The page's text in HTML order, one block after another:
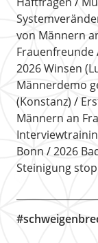
von Männern
Frauenfreunde
2026 Winsen
Männerdemo
(Konstanz)
Männern an
Bonn
2026
Steinigung